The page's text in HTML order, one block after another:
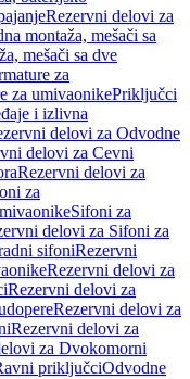
Rezervni delovi za
montaža, mešači sa
mešači sa dve
za
za umivaonikePriključci
i izlivna
delovi za Odvodne
delovi za Cevni
Rezervni delovi za
za
Sifoni za
delovi za Sifoni za
sifoniRezervni
Rezervni delovi za
Rezervni delovi za
Rezervni delovi za
Rezervni delovi za
za Dvokomorni
priključciOdvodne